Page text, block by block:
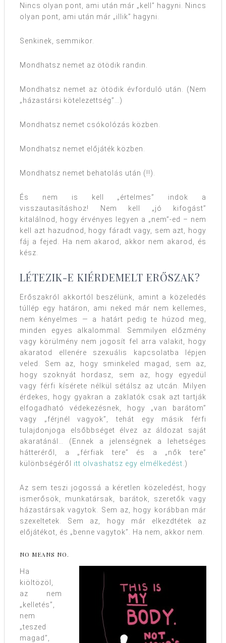
Nincs olyan pont, ami után már „kell” hagyni. Nincs
olyan pont, ami után már „illik” hagyni.
Senkinek, semmikor.
Mondhatsz nemet az ötödik randin.
Mondhatsz nemet az ötödik évforduló után. (Nem
„házastársi kötelezettség”…)
Mondhatsz nemet csókolózás közben.
Mondhatsz nemet előjáték közben.
Mondhatsz nemet behatolás után (!!).
És nem is kell „értelmes” indok a
visszautasításhoz! Nem kell „jó kifogást”
kitalálnod, hogy érvényes legyen a „nem”-ed – nem
kell azt hazudnod, hogy fáradt vagy, sem azt, hogy
fáj a fejed. Ha nem akarod, akkor nem akarod, és
kész.
LÉTEZIK-E KIÉRDEMELT ERŐSZAK?
Erőszakról akkortól beszélünk, amint a közeledés
túllép egy határon, ami neked már nem kellemes,
nem kényelmes — a határt pedig te húzod meg,
minden egyes alkalommal. Semmilyen előzmény
vagy körülmény nem jogosít fel arra valakit, hogy
akaratod ellenére szexuális kapcsolatba lépjen
veled. Sem az, hogy sminkeled magad, sem az,
hogy szoknyát hordasz, sem az, hogy egyedül
vagy férfi kísérete nélkül sétálsz az utcán. Milyen
érdekes, hogy gyakran a zaklatók csak azt tartják
elfogadható védekezésnek, hogy „van barátom”
vagy „férjnél vagyok”, tehát egy másik férfi
tulajdonjoga elsőbbséget élvez az áldozat saját
akaratánál… (Ennek a jelenségnek a lehetséges
hátteréről, a „férfiak tere” és a „nők tere”
különbségéről itt olvashatsz egy elmélkedést.)
Az sem teszi jogossá a kéretlen közeledést, hogy
ismerősök, munkatársak, barátok, szeretők vagy
házastársak vagytok. Sem az, hogy korábban már
szexeltetek. Sem az, hogy már elkezdtétek az
előjátékot, és „benne vagytok”. Ha nem, akkor nem.
NO MEANS NO.
Ha
kiöltözöl,
az nem
„kelletés”,
nem
„teszed
magad”,